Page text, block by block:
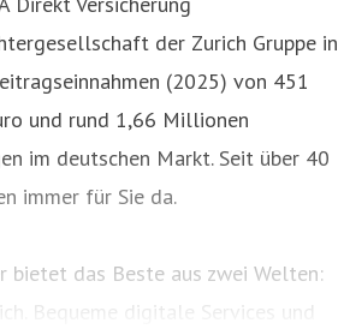
der Zurich Gruppe in
(2025) von 451
und rund 1,66 Millionen
im deutschen Markt. Seit über 40
immer für Sie da.
bietet das Beste aus zwei Welten:
Bequeme digitale Services und